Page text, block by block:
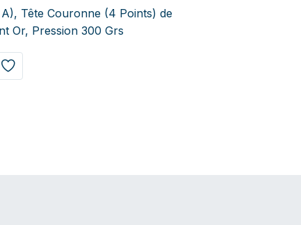
Tête Couronne (4 Points) de
Or, Pression 300 Grs